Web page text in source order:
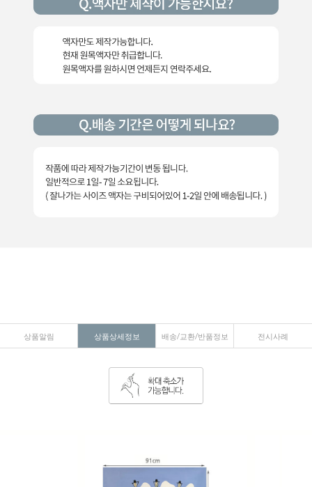
상품알림 상품상세정보 배송/교환/반품정보 전시사례